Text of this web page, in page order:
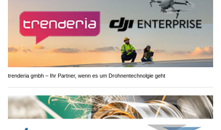
trenderia gmbh – Ihr Partner, wenn es um Drohnentechnolgie geht